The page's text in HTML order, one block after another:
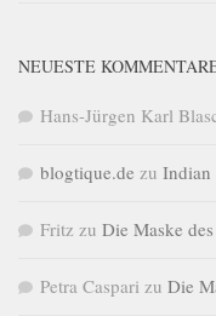
NEUESTE
Hans-Jürgen Karl
blogtique.de zu Indian
Fritz zu Die Maske
Petra Caspari zu Die